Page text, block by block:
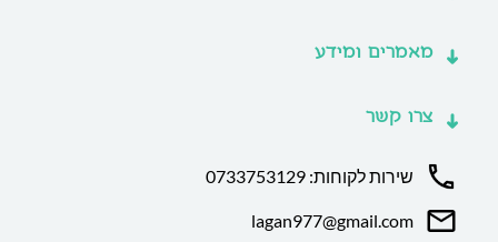
מאמרים ומידע
צרו קשר
שירות לקוחות: 0733753129
lagan977@gmail.com